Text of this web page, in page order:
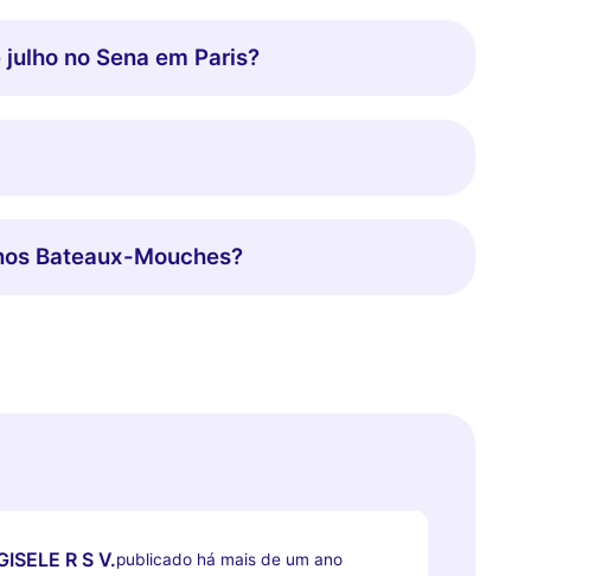
no Sena em Paris?
Bateaux-Mouches?
R S V.publicado há mais de um ano